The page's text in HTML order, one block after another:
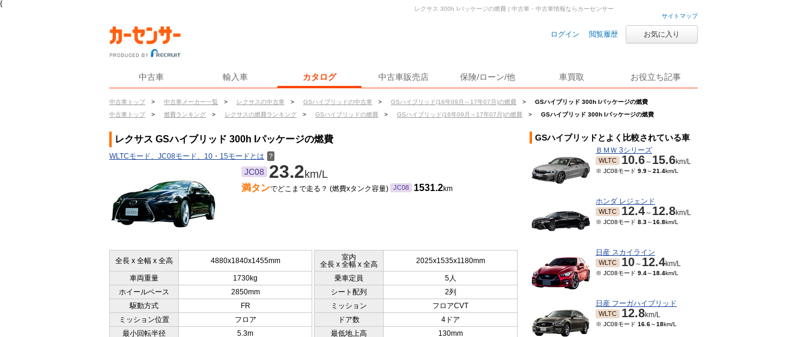
{
サイトマップ
ログイン 閲覧履歴 お気に入り
中古車 輸入車 カタログ 中古車販売店 保険/ローン/他 車買取 お役立ち記事
中古車トップ > 中古車メーカー一覧 > レクサスの中古車 > GSハイブリッドの中古車 > GSハイブリッド(16年09月～17年07月)の燃費 >
GSハイブリッド 300h Iパッケージの燃費
中古車トップ
> 燃費ランキング > レクサスの燃費ランキング > GSハイブリッドの燃費 > GSハイブリッド(16年09月～17年07月)の燃費 > GSハイブリッド 300h Iパッケージの燃費
レクサス 300h Iパッケージの燃費 | 中古車・中古車情報ならカーセンサー
レクサス GSハイブリッド 300h Iパッケージの燃費
WLTCモード、JC08モード、10・15モードとは ？
JC08 23.2km/L
満タンでどこまで走る？ (燃費xタンク容量) JC08 1531.2km
全長 x 全幅 x 全高 4880x1840x1455mm
室内
全長 x 全幅 x 全高
2025x1535x1180mm
車両重量 1730kg 乗車定員
5人
ホイールベース
2850mm シート配列
2列
駆動方式
FR ミッション
フロアCVT
ミッション位置
フロア ドア数
4ドア
最小回転半径
5.3m 最低地上高
130mm
GSハイブリッドとよく比較されている車
ＢＭＷ 3シリーズ
WLTC 10.6～ 15.6km/L
※ JC08モード 9.9～21.4km/L
ホンダ レジェンド
WLTC 12.4～ 12.8km/L
※ JC08モード 8.3～16.8km/L
日産 スカイライン
WLTC 10～ 12.4km/L
※ JC08モード 9.4～18.4km/L
日産 フーガハイブリッド
WLTC 12.8km/L
※ JC08モード 16.6～18km/L